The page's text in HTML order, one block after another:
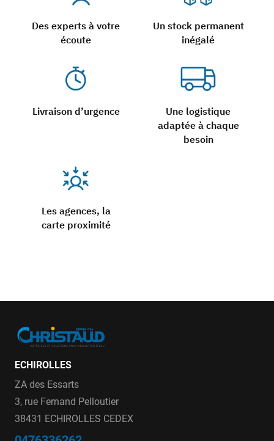
Des experts à votre
écoute
Un stock permanent
inégalé
Livraison d’urgence
Une logistique
adaptée à chaque
besoin
Les agences, la
carte proximité
ECHIROLLES
ZA des Essarts
3, rue Fernand Pelloutier
38431 ECHIROLLES CEDEX